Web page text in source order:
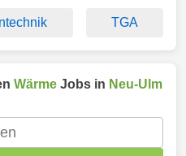
TGA
Wärme Jobs in Neu-Ulm